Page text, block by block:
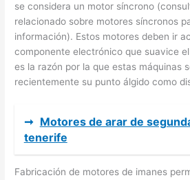
se considera un motor síncrono
relacionado sobre motores síncronos
información). Estos motores deben ir
componente electrónico que suavice
es la razón por la que estas máquinas
recientemente su punto álgido como
➞ Motores de arar de
tenerife
Fabricación de motores de imanes